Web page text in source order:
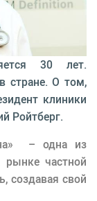
30 лет.
стране. О том,
клиники
Ройтберг.
– одна из
частной
создавая свой